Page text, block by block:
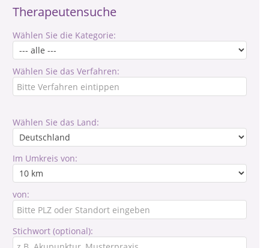
Therapeutensuche
Wählen Sie die Kategorie:
Wählen Sie das Verfahren:
Wählen Sie das Land:
Im Umkreis von:
von:
Stichwort (optional):